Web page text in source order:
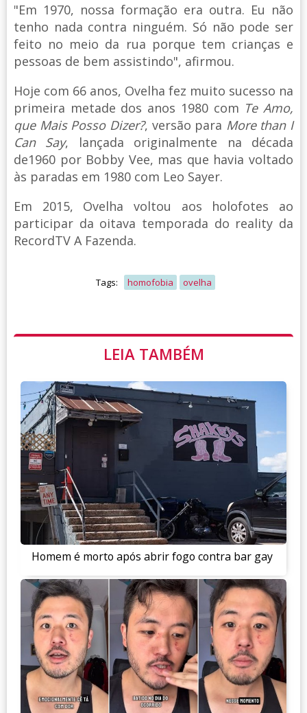
"Em 1970, nossa formação era outra. Eu não
tenho nada contra ninguém. Só não pode ser
feito no meio da rua porque tem crianças e
pessoas de bem assistindo", afirmou.
Hoje com 66 anos, Ovelha fez muito sucesso na
primeira metade dos anos 1980 com Te Amo,
que Mais Posso Dizer?, versão para More than I
Can Say, lançada originalmente na década
de1960 por Bobby Vee, mas que havia voltado
às paradas em 1980 com Leo Sayer.
Em 2015, Ovelha voltou aos holofotes ao
participar da oitava temporada do reality da
RecordTV A Fazenda.
Tags: homofobia ovelha
LEIA TAMBÉM
Homem é morto após abrir fogo contra bar gay